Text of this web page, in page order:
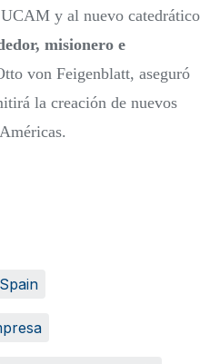
y al nuevo catedrático
misionero e
von Feigenblatt, aseguró
la creación de nuevos